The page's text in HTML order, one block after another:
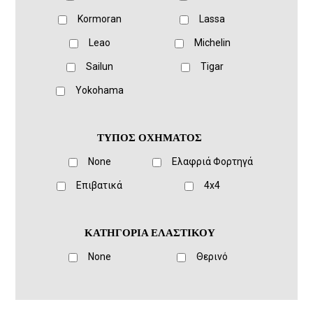
Kormoran Lassa
Leao Michelin
Sailun Tigar
Yokohama
ΤΥΠΟΣ ΟΧΗΜΑΤΟΣ
None Ελαφριά Φορτηγά
Eπιβατικά 4x4
ΚΑΤΗΓΟΡΙΑ ΕΛΑΣΤΙΚΟΥ
None Θερινό